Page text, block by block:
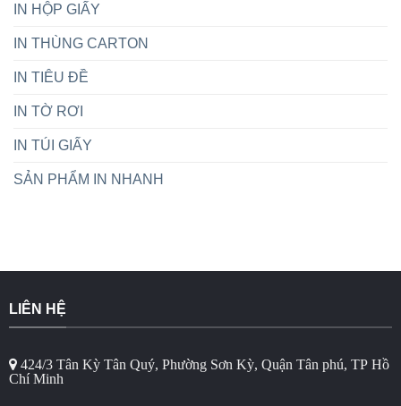
IN HỘP GIẤY
IN THÙNG CARTON
IN TIÊU ĐỀ
IN TỜ RƠI
IN TÚI GIẤY
SẢN PHẨM IN NHANH
LIÊN HỆ
424/3 Tân Kỳ Tân Quý, Phường Sơn Kỳ, Quận Tân phú, TP Hồ
Chí Minh